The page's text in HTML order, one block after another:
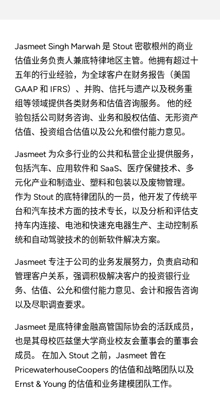
Jasmeet Singh Marwah 是 Stout 密歇根州的商业
估值业务负责人兼底特律地区主管。他拥有超过十
五年的行业经验，为全球客户在财务报告（美国
GAAP 和 IFRS）、并购、信托与遗产以及税务重
组等领域提供各类财务和估值咨询服务。 他的经
验包括公司财务咨询、业务和股权估值、无形资产
估值、投资组合估值以及公允和偿付能力意见。
Jasmeet 为众多行业的公共和私营企业提供服务，
包括汽车、应用软件和 SaaS、医疗保健技术、多
元化产业和制造业、塑料和包装以及废物管理。
作为 Stout 的底特律团队的一员，他开发了传统平
台和汽车技术方面的技术专长，以及分析和评估支
持车内连接、电池和快速充电器生产、主动控制系
统和自动驾驶技术的创新软件解决方案。
Jasmeet 专注于公司的业务发展努力，负责启动和
管理客户关系，强调积极解决客户的投资银行业
务、估值、公允和偿付能力意见、会计和报告咨询
以及尽职调查要求。
Jasmeet 是底特律金融高管国际协会的活跃成员，
也是其母校匹兹堡大学商业校友会董事会的董事会
成员。 在加入 Stout 之前，Jasmeet 曾在
PricewaterhouseCoopers 的估值和战略团队以及
Ernst & Young 的估值和业务建模团队工作。